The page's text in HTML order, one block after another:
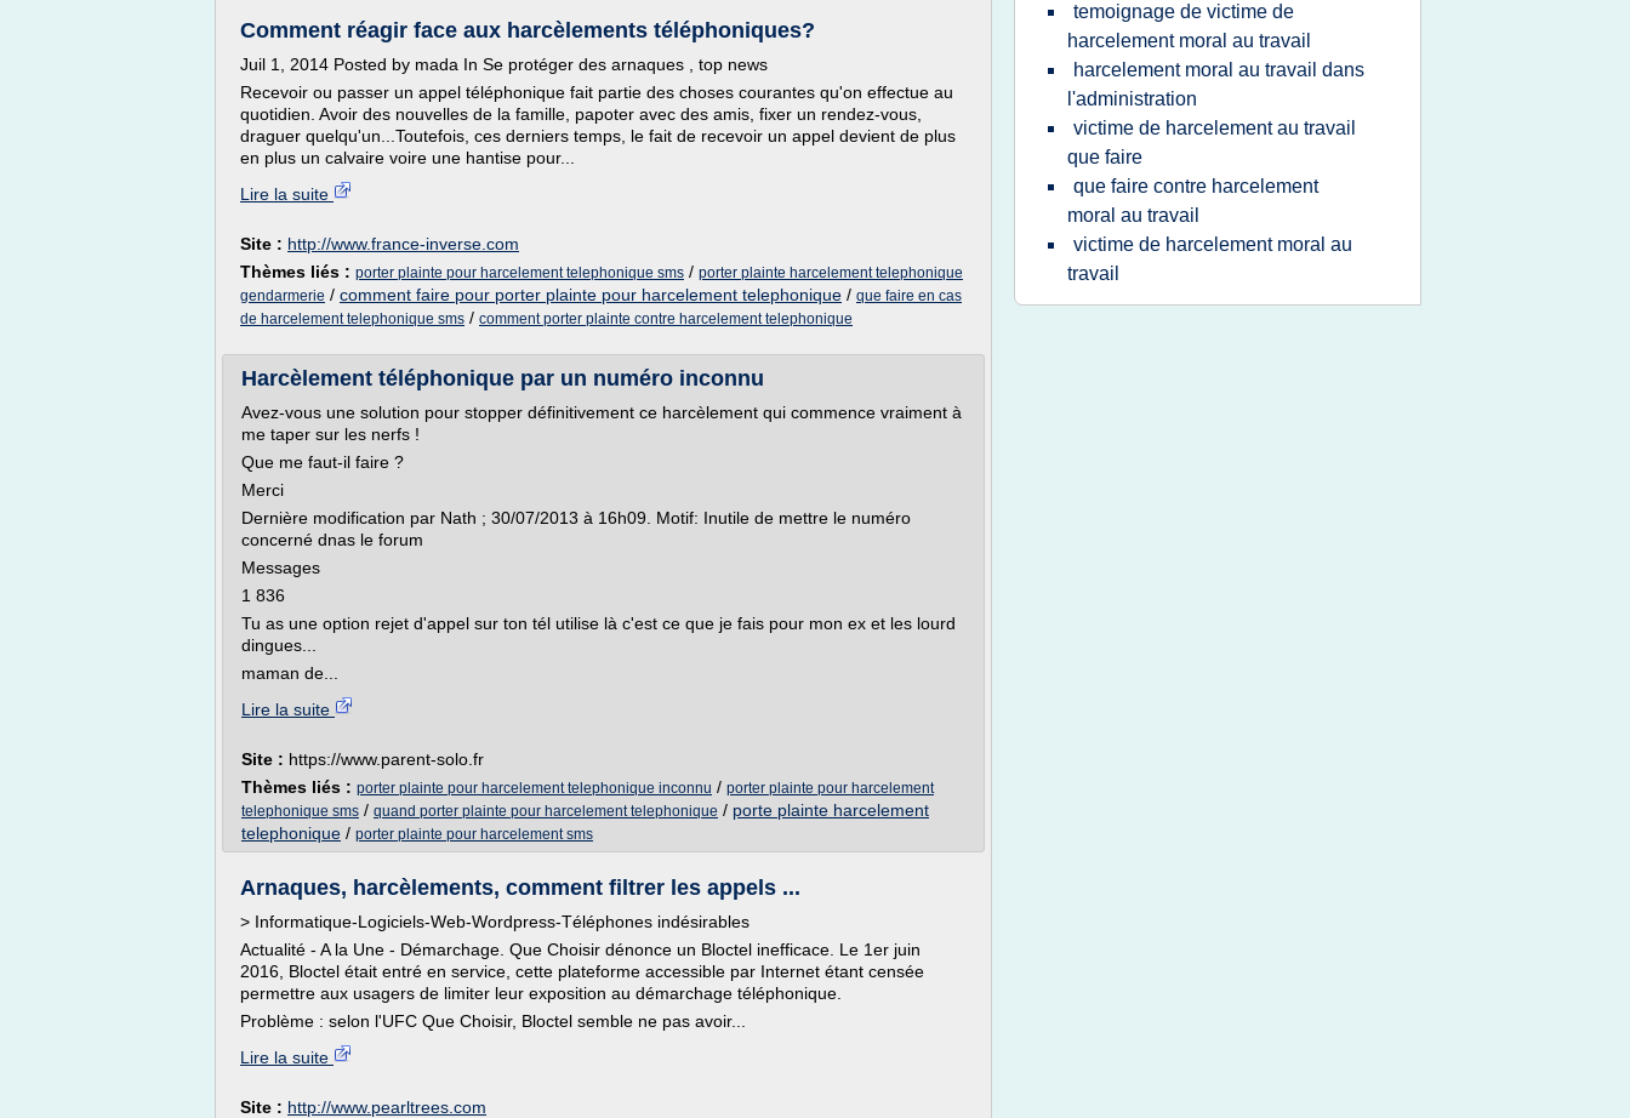
Comment réagir face aux harcèlements téléphoniques?
Juil 1, 2014 Posted by mada In Se protéger des arnaques , top news
Recevoir ou passer un appel téléphonique fait partie des choses courantes qu'on effectue au
quotidien. Avoir des nouvelles de la famille, papoter avec des amis, fixer un rendez-vous,
draguer quelqu'un...Toutefois, ces derniers temps, le fait de recevoir un appel devient de plus
en plus un calvaire voire une hantise pour...
Lire la suite
Site : http://www.france-inverse.com
Thèmes liés : porter plainte pour harcelement telephonique sms / porter plainte harcelement telephonique
gendarmerie / comment faire pour porter plainte pour harcelement telephonique / que faire en cas
de harcelement telephonique sms / comment porter plainte contre harcelement telephonique
Harcèlement téléphonique par un numéro inconnu
Avez-vous une solution pour stopper définitivement ce harcèlement qui commence vraiment à
me taper sur les nerfs !
Que me faut-il faire ?
Merci
Dernière modification par Nath ; 30/07/2013 à 16h09. Motif: Inutile de mettre le numéro
concerné dnas le forum
Messages
1 836
Tu as une option rejet d'appel sur ton tél utilise là c'est ce que je fais pour mon ex et les lourd
dingues...
maman de...
Lire la suite
Site : https://www.parent-solo.fr
Thèmes liés : porter plainte pour harcelement telephonique inconnu / porter plainte pour harcelement
telephonique sms / quand porter plainte pour harcelement telephonique / porte plainte harcelement
telephonique / porter plainte pour harcelement sms
Arnaques, harcèlements, comment filtrer les appels ...
> Informatique-Logiciels-Web-Wordpress-Téléphones indésirables
Actualité - A la Une - Démarchage. Que Choisir dénonce un Bloctel inefficace. Le 1er juin
2016, Bloctel était entré en service, cette plateforme accessible par Internet étant censée
permettre aux usagers de limiter leur exposition au démarchage téléphonique.
Problème : selon l'UFC Que Choisir, Bloctel semble ne pas avoir...
Lire la suite
Site : http://www.pearltrees.com
temoignage de victime de
harcelement moral au travail
harcelement moral au travail dans
l'administration
victime de harcelement au travail
que faire
que faire contre harcelement
moral au travail
victime de harcelement moral au
travail